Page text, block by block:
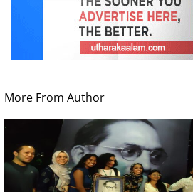
More From Author